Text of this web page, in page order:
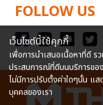
FOLLOW US
เว็บไซต์นี้ใช้คุกกี้
เพื่อการนำเสนอเนื้อหาที่ดี
ประสบการณ์ที่ดีบนบริการขอ
ไม่มีการปรับตั้งค่าใดๆนั้น แ
บุคคลของเรา